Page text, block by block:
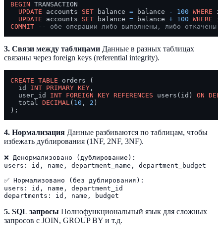
BEGIN TRANSACTION
UPDATE accounts SET balance = balance - 100 WHERE
UPDATE accounts SET balance = balance + 100 WHERE
COMMIT
-- обе операции либо выполнены, либо откачены
3. Связи между таблицами Данные в разных таблицах
связаны через foreign keys (referential integrity).
CREATE TABLE orders (
  id
INT PRIMARY KEY ,
  user_id
INT FOREIGN KEY REFERENCES users(id) ON
  total
DECIMAL( 10 , 2 )
4. Нормализация Данные разбиваются по таблицам, чтобы
избежать дублирования (1NF, 2NF, 3NF).
❌ Денормализовано (дублирование):
users: id, name, department_name, department_budget
✅ Нормализовано (без дублирования):
users: id, name, department_id
5. SQL запросы Полнофункциональный язык для сложных
запросов с JOIN, GROUP BY и т.д.